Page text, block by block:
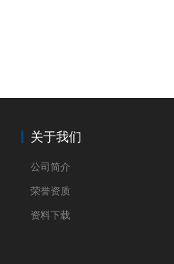
关于我们
公司简介
荣誉资质
资料下载